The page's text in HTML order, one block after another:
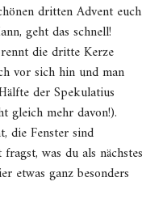
dritten Advent euch
geht das schnell!
die dritte Kerze
vor sich hin und man
der Spekulatius
gleich mehr davon!).
die Fenster sind
was du als nächstes
etwas ganz besonders